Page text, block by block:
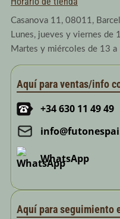
Casanova 11, 08011,
Lunes, jueves y viernes de
Martes y miércoles de 13 a
Aquí para ventas/info
+34 630 11 49 49
WhatsApp
Aquí para seguimiento